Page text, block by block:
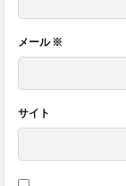
メール※
サイト